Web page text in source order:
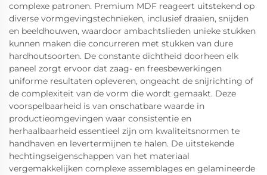
complexe patronen. Premium MDF reageert uitstekend op
diverse vormgevingstechnieken, inclusief draaien, snijden
en beeldhouwen, waardoor ambachtslieden unieke stukken
kunnen maken die concurreren met stukken van dure
hardhoutsoorten. De constante dichtheid doorheen elk
paneel zorgt ervoor dat zaag- en freesbewerkingen
uniforme resultaten opleveren, ongeacht de snijrichting of
de complexiteit van de vorm die wordt gemaakt. Deze
voorspelbaarheid is van onschatbare waarde in
productieomgevingen waar consistentie en
herhaalbaarheid essentieel zijn om kwaliteitsnormen te
handhaven en levertermijnen te halen. De uitstekende
hechtingseigenschappen van het materiaal
vergemakkelijken complexe assemblages en gelamineerde